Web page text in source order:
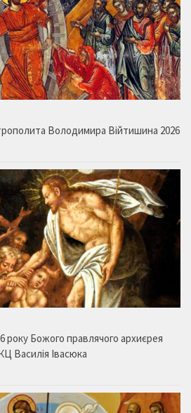
Володимира Війтишина 2026
року Божого правлячого архиєрея
Василія Івасюка